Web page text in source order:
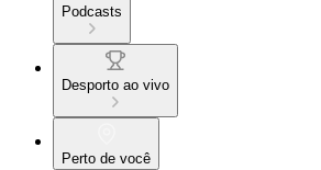
Podcasts
Desporto ao vivo
Perto de você